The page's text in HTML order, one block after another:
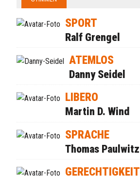
SPORT
Ralf Grengel
ATEMLOS
Danny Seidel
LIBERO
Martin D. Wind
SPRACHE
Thomas Paulwitz
GERECHTIGKEIT